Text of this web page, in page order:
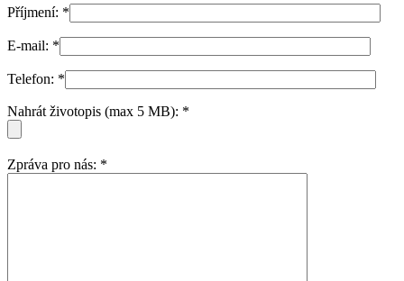
Příjmení: *
E-mail: *
Telefon: *
Nahrát životopis (max 5 MB): *
Zpráva pro nás: *